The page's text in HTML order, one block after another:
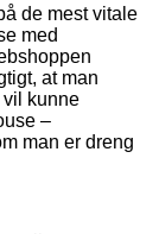
de mest vitale
med
at man
kunne
–
man er dreng